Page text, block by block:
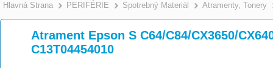
Hlavná Strana PERIFÉRIE Spotrebný Materiál Atramenty, Tonery
Atrament Epson S C64/C84/CX3650/
C13T04454010